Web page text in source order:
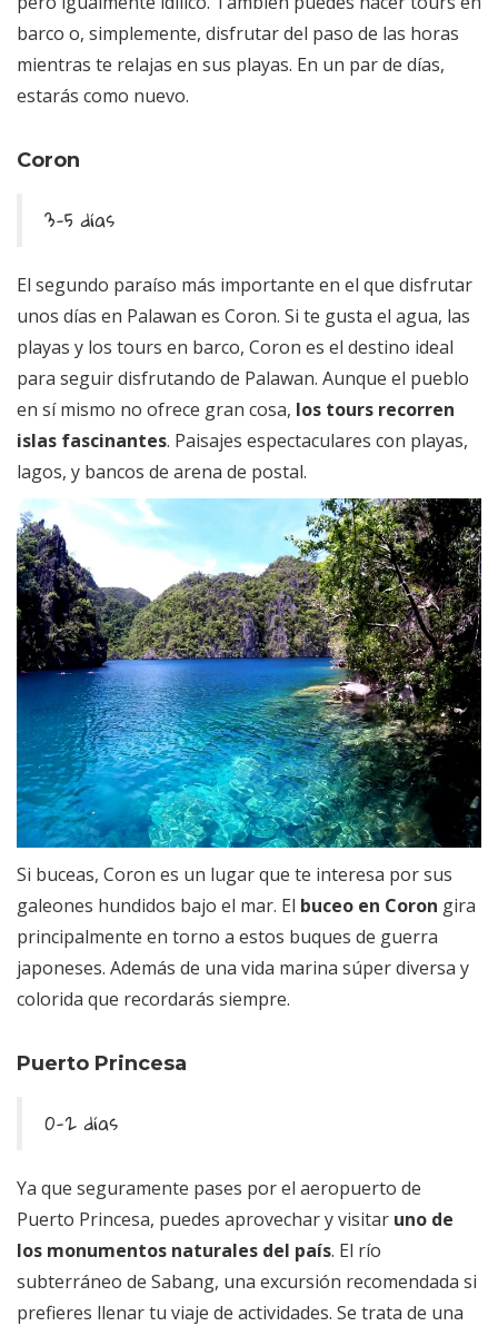
barco o, simplemente, disfrutar del paso de las horas
mientras te relajas en sus playas. En un par de días,
estarás como nuevo.
Coron
3-5 días
El segundo paraíso más importante en el que disfrutar
unos días en Palawan es Coron. Si te gusta el agua, las
playas y los tours en barco, Coron es el destino ideal
para seguir disfrutando de Palawan. Aunque el pueblo
en sí mismo no ofrece gran cosa, los tours recorren
islas fascinantes. Paisajes espectaculares con playas,
lagos, y bancos de arena de postal.
Si buceas, Coron es un lugar que te interesa por sus
galeones hundidos bajo el mar. El buceo en Coron gira
principalmente en torno a estos buques de guerra
japoneses. Además de una vida marina súper diversa y
colorida que recordarás siempre.
Puerto Princesa
0-2 días
Ya que seguramente pases por el aeropuerto de
Puerto Princesa, puedes aprovechar y visitar uno de
los monumentos naturales del país. El río
subterráneo de Sabang, una excursión recomendada si
prefieres llenar tu viaje de actividades. Se trata de una